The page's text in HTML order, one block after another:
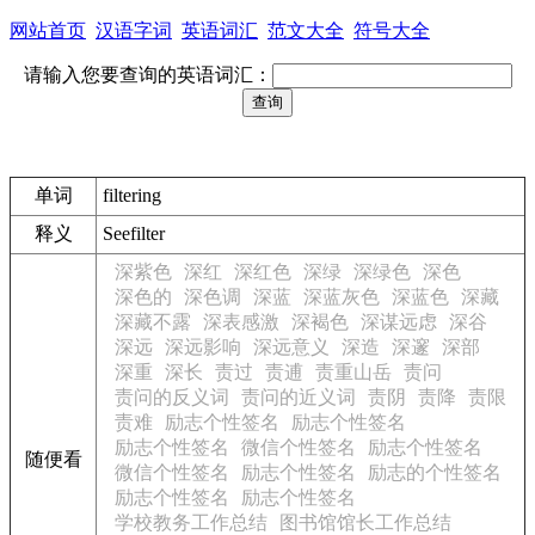
网站首页 汉语字词 英语词汇 范文大全 符号大全
请输入您要查询的英语词汇：
单词
filtering
释义
Seefilter
随便看
深紫色 深红 深红色 深绿 深绿色 深色
深色的
深色调 深蓝 深蓝灰色 深蓝色 深藏
深藏不露
深表感激 深褐色 深谋远虑
深谷
深远
深远影响 深远意义 深造 深邃
深部
深重
深长 责过 责逋 责重山岳
责问
责问的反义词
责问的近义词 责阴 责降
责限
责难
励志个性签名
励志个性签名
励志个性签名
微信个性签名
励志个性签名
微信个性签名
励志个性签名
励志的个性签名
励志个性签名
励志个性签名
学校教务工作总结
图书馆馆长工作总结